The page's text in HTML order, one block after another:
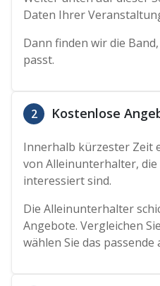
Daten Ihrer
Dann finden wir die
passt.
2 Kostenlose
Innerhalb kürzester Zeit
von Alleinunterhalter,
interessiert sind.
Die Alleinunterhalter
Angebote. Vergleichen
wählen Sie das passende